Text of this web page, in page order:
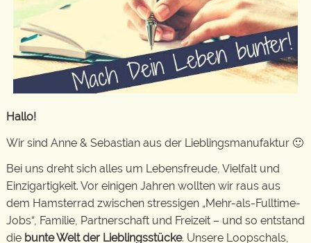
Hallo!
Wir sind Anne & Sebastian aus der Lieblingsmanufaktur 🙂
Bei uns dreht sich alles um Lebensfreude, Vielfalt und
Einzigartigkeit. Vor einigen Jahren wollten wir raus aus
dem Hamsterrad zwischen stressigen „Mehr-als-Fulltime-
Jobs“, Familie, Partnerschaft und Freizeit – und so entstand
die bunte Welt der Lieblingsstücke. Unsere Loopschals,